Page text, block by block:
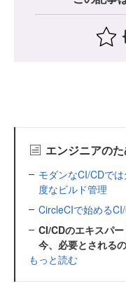
エンジニアの
モダンなCI/CDで
度なビルド管理
CircleCIで始める
CI/CDのエキスパ
今、必要とされる
もっと読む